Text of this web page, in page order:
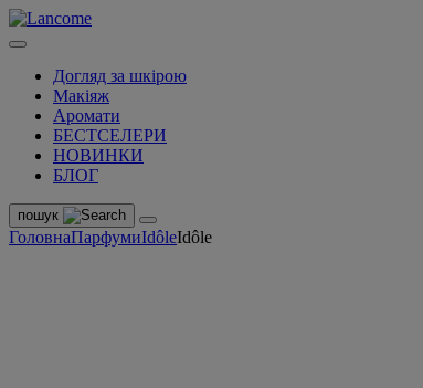
Догляд за шкірою
Макіяж
Аромати
БЕСТСЕЛЕРИ
НОВИНКИ
БЛОГ
пошук
ГоловнаПарфумиIdôleIdôle